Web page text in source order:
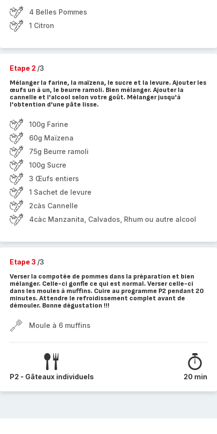
4 Belles Pommes
1 Citron
Etape 2 /3
Mélanger la farine, la maïzena, le sucre et la levure. Ajouter les
œufs un à un, le beurre ramoli. Bien mélanger. Ajouter la
cannelle et l'alcool selon votre goût. Mélanger jusqu'à
l'obtention d'une pâte lisse.
100g Farine
60g Maïzena
75g Beurre ramoli
100g Sucre
3 Œufs entiers
1 Sachet de levure
2càs Cannelle
4càc Manzanita, Calvados, Rhum ou autre alcool
Etape 3 /3
Verser la compotée de pommes dans la préparation et bien
mélanger. Celle-ci gonfle ce qui est normal. Verser celle-ci
dans les moules à muffins. Cuire au programme P2 pendant 20
minutes. Attendre le refroidissement complet avant de
démouler. Bonne dégustation !!!
Moule à 6 muffins
P2 - Gâteaux individuels 20 min